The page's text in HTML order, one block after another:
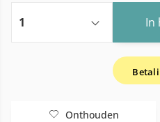
In
Onthouden